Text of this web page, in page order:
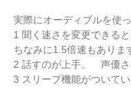
実際にオーディブルを使
1 聞く速さを変更できる
ちなみに1.5倍速もありま
2 話すのが上手。　声優
3 スリープ機能がついて